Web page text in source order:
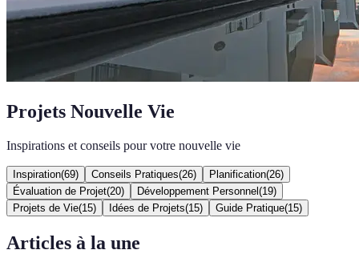
Projets Nouvelle Vie
Inspirations et conseils pour votre nouvelle vie
Inspiration(69) Conseils Pratiques(26) Planification(26)
Évaluation de Projet(20) Développement Personnel (19)
Projets de Vie(15) Idées de Projets(15) Guide Pratique(15)
Articles à la une